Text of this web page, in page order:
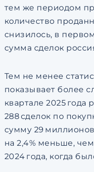
тем же периодом
количество
снизилось, в
сумма сделок
Тем не менее
показывает более
квартале 2025 года
288 сделок по
сумму 29
на2,4% меньше, чем
2024 года, когда